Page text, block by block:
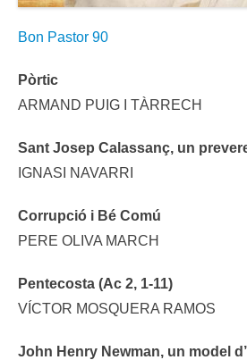
Bon Pastor 90
Pòrtic
ARMAND PUIG I TÀRRECH
Sant Josep Calassanç, un
IGNASI NAVARRI
Corrupció i Bé Comú
PERE OLIVA MARCH
Pentecosta (Ac 2, 1-11)
VÍCTOR MOSQUERA RAMOS
John Henry Newman, un model